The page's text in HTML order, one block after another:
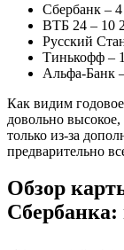
Сбербанк –
ВТБ 24 – 10
Русский
Тинькофф –
Альфа-Банк
Как видим
довольно
только из-за
предварительно
Обзор
Сбербанка: